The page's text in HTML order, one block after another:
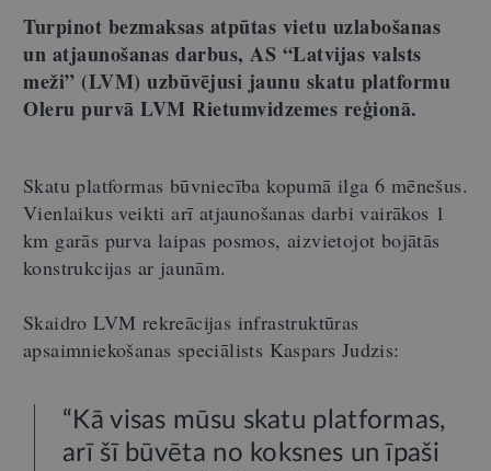
Turpinot bezmaksas atpūtas vietu uzlabošanas
un atjaunošanas darbus, AS “Latvijas valsts
meži” (LVM) uzbūvējusi jaunu skatu platformu
Oleru purvā LVM Rietumvidzemes reģionā.
Skatu platformas būvniecība kopumā ilga 6 mēnešus.
Vienlaikus veikti arī atjaunošanas darbi vairākos 1
km garās purva laipas posmos, aizvietojot bojātās
konstrukcijas ar jaunām.
Skaidro LVM rekreācijas infrastruktūras
apsaimniekošanas speciālists Kaspars Judzis:
“Kā visas mūsu skatu platformas,
arī šī būvēta no koksnes un īpaši